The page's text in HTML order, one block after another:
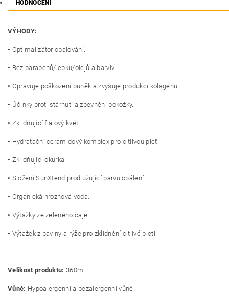
HODNOCENÍ
VÝHODY:
• Optimalizátor opalování.
• Bez parabenů/lepku/olejů a barviv.
• Opravuje poškození buněk a zvyšuje produkci kolagenu.
• Účinky proti stárnutí a zpevnění pokožky.
• Zklidňující fialový květ.
• Hydratační ceramidový komplex pro citlivou pleť.
• Zklidňující okurka.
• Složení SunXtend prodlužující barvu opálení.
• Organická hroznová voda.
• Výtažky ze zeleného čaje.
• Výtažek z bavlny a rýže pro zklidnění citlivé pleti.
Velikost produktu: 360ml
Vůně: Hypoalergenní a bezalergenní vůně